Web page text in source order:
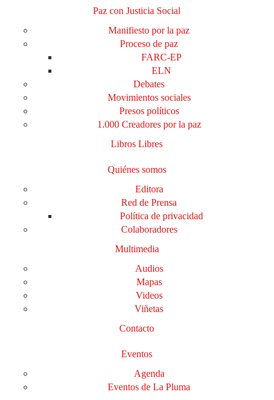
Paz con Justicia Social
Manifiesto por la paz
Proceso de paz
FARC-EP
ELN
Debates
Movimientos sociales
Presos políticos
1.000 Creadores por la paz
Libros Libres
Quiénes somos
Editora
Red de Prensa
Política de privacidad
Colaboradores
Multimedia
Audios
Mapas
Videos
Viñetas
Contacto
Eventos
Agenda
Eventos de La Pluma